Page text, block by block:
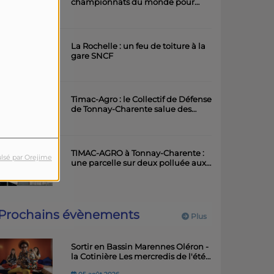
par Orejime
La Rochelle : un feu de toiture à la
gare SNCF
Timac-Agro : le Collectif de Défense
de Tonnay-Charente salue des
TIMAC-AGRO à Tonnay-Charente :
une parcelle sur deux polluée aux
Plus
évènements
Sortir en Bassin Marennes Oléron -
la Cotinière Les mercredis de l'été -